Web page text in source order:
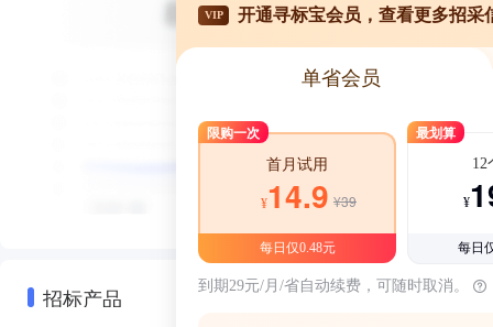
招标产品
VIP 开通寻标宝会员，查看更多招采
单省会员
限购一次
首月试用
¥14.9 ¥39
每日仅0.48元
最划算
12
¥
每日
到期29元/月/省自动续费，可随时取消。